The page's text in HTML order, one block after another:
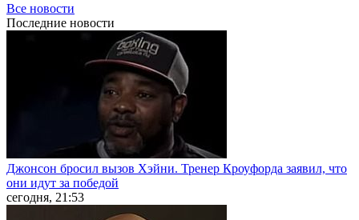
Все новости
Последние новости
Джонсон бросил вызов Хэйни. Тренер Кроуфорда заявил, что
они идут за победой
сегодня, 21:53